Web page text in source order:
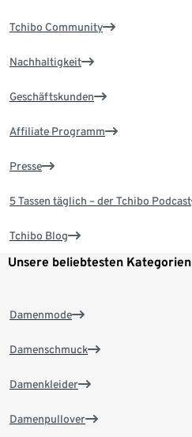
Tchibo Community
Nachhaltigkeit
Geschäftskunden
Affiliate Programm
Presse
5 Tassen täglich – der Tchibo Podcast
Tchibo Blog
Unsere beliebtesten Kategorien
Damenmode
Damenschmuck
Damenkleider
Damenpullover